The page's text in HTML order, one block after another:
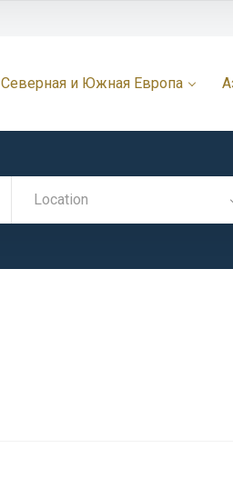
Северная и Южная Европа
Location